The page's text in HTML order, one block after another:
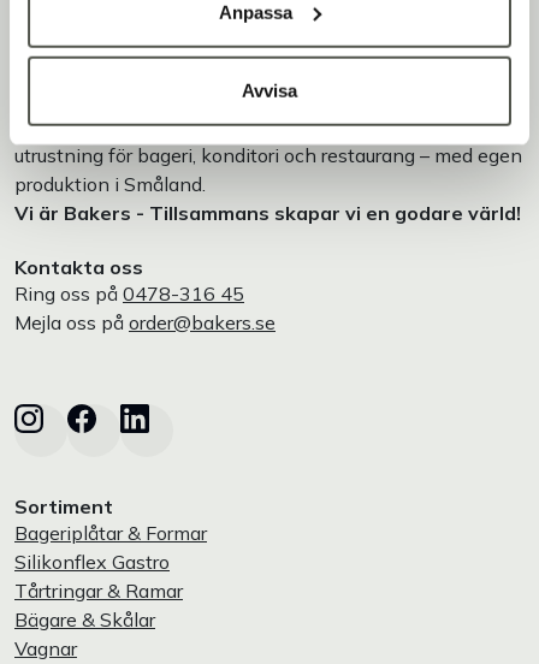
Anpassa
Avvisa
Bakers är en helhetsleverantör av professionell
utrustning för bageri, konditori och restaurang – med egen
produktion i Småland.
Vi är Bakers - Tillsammans skapar vi en godare värld!
Kontakta oss
Ring oss på 0478-316 45
Mejla oss på order@bakers.se
Sortiment
Bageriplåtar & Formar
Silikonflex Gastro
Tårtringar & Ramar
Bägare & Skålar
Vagnar